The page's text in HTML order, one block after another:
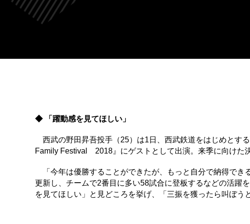
◆ 「躍動感を見てほしい」
西武の野田昇吾投手（25）は1日、西武鉄道をはじめとす
Family Festival 2018』にゲストとして出演。来季に向けた
「今年は優勝することができたが、もっと自分で納得でき
更新し、チームで2番目に多い58試合に登板するなどの活躍
を見てほしい」と見どころを挙げ、「三振を獲ったら叫ぼう